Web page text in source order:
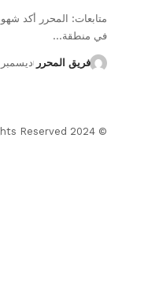
متابعات: المحرر أكد
في منطقة…
فريق المحرر ديسمبر 24, 2024
© 2024 Almohrer News. winwin company Developed Company. All Rights Reserved.